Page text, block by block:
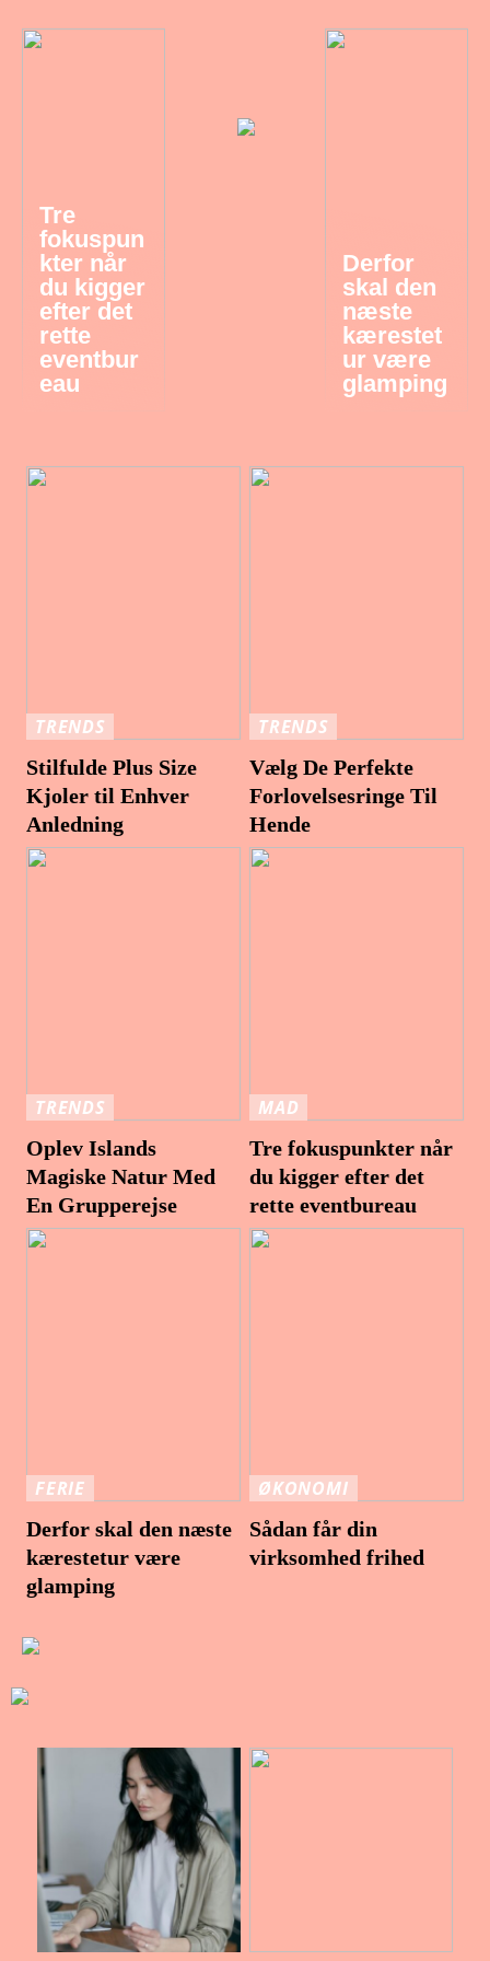
Tre
fokuspun
kter når
du kigger
efter det
rette
eventbur
eau
Derfor
skal den
næste
kærestet
ur være
glamping
TRENDS
Stilfulde Plus Size
Kjoler til Enhver
Anledning
TRENDS
Vælg De Perfekte
Forlovelsesringe Til
Hende
TRENDS
Oplev Islands
Magiske Natur Med
En Grupperejse
MAD
Tre fokuspunkter når
du kigger efter det
rette eventbureau
FERIE
Derfor skal den næste
kærestetur være
glamping
ØKONOMI
Sådan får din
virksomhed frihed